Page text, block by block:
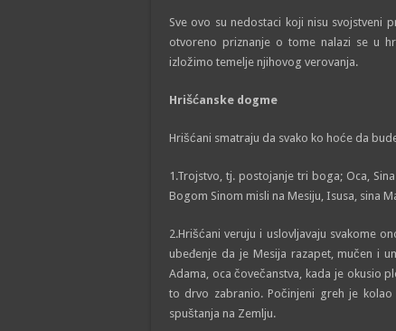
Sve ovo su nedostaci koji nisu svojstveni
otvoreno priznanje o tome nalazi se u
izložimo temelje njihovog verovanja.
Hrišćanske dogme
Hrišćani smatraju da svako ko hoće da
1.Trojstvo, tj. postojanje tri boga; Oca,
Bogom Sinom misli na Mesiju, Isusa, sina
2.Hrišćani veruju i uslovljavaju svakome
ubeđenje da je Mesija razapet, mučen i
Adama, oca čovečanstva, kada je okusio
to drvo zabranio. Počinjeni greh je
spuštanja na Zemlju.